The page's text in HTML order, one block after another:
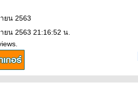
ยน 2563
ยน 2563 21:16:52 น.